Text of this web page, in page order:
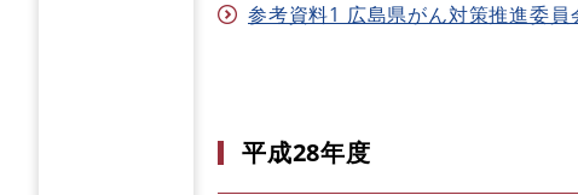
参考資料1 広島県がん対策推進委
平成28年度